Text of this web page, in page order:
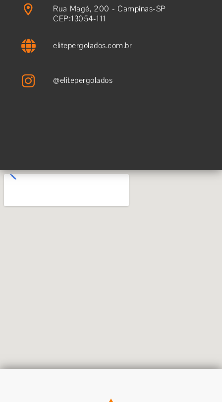
Rua Magé, 200 - Campinas-SP
CEP:13054-111
elitepergolados.com.br
@elitepergolados